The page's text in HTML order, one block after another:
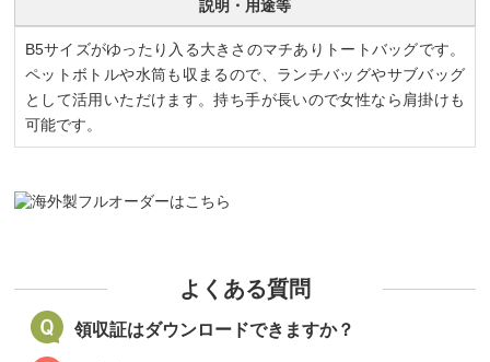
説明・用途等
B5サイズがゆったり入る大きさのマチありトートバッグです。
ペットボトルや水筒も収まるので、ランチバッグやサブバッグ
として活用いただけます。持ち手が長いので女性なら肩掛けも
可能です。
よくある質問
領収証はダウンロードできますか？